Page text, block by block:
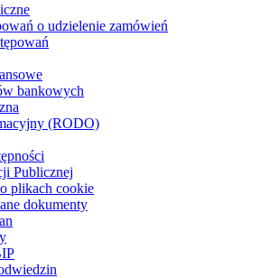
o udzielenie zamówień
bankowych
(RODO)
Publicznej
plikach cookie
dokumenty